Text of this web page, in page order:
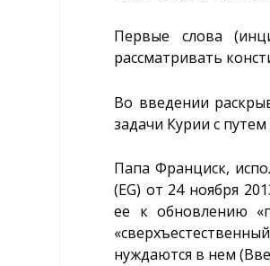
Первые слова
рассматривать
Во введении
задачи Курии с
Папа Франциск,
(EG) от 24 ноября
ее к обновлению
нуждаются в нем